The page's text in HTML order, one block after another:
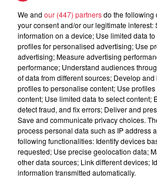
A lire aussi
6 août 2026
À Hoerdt, de
robinets
6 août 2026
Tags
Catherine
We and our (447) partnersdo the following
your consent and/or our legitimate interest:
information on a device; Use limited data
profiles for personalised advertising; Use
advertising; Measure advertising
performance; Understand audiences
of data from different sources; Develop
profiles to personalise content; Use
content; Use limited data to select content;
detect fraud, and fix errors; Deliver and
Save and communicate privacy choices.
process personal data such as IP address
following functionalities: Identify devices
requested; Use precise geolocation data;
other data sources; Link different devices;
information transmitted automatically.